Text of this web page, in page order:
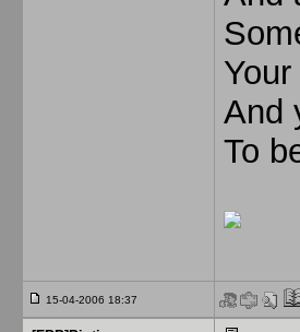
And
To
15-04-2006 18:37